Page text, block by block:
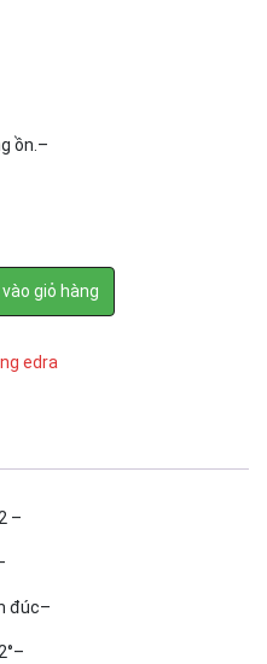
ồn. –
giỏ hàng
edra
–
đúc–
–